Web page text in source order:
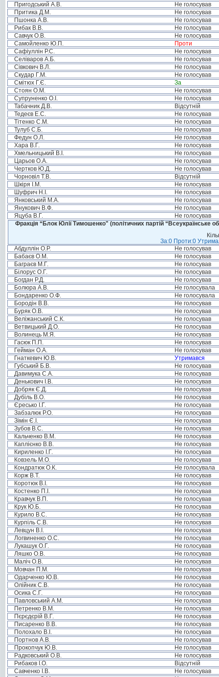
Пригодський А.В.
Не голосував
Притика Д.М.
Не голосував
Пшонка А.В.
Не голосував
Рибак В.В.
Не голосував
Савчук О.В.
Не голосував
Самойленко Ю.П.
Проти
Сафіуллін Р.С.
Не голосував
Селіваров А.Б.
Не голосував
Сівкович В.Л.
Не голосував
Скудар Г.М.
Не голосував
Смітюх Г.Є.
За
Стоян О.М.
Не голосував
Супруненко О.І.
Не голосував
Табачник Д.В.
Відсутній
Тедеєв Е.С.
Не голосував
Тітенко С.М.
Не голосував
Тулуб С.Б.
Не голосував
Федун О.Л.
Не голосував
Хара В.Г.
Не голосував
Хмельницький В.І.
Не голосував
Царьов О.А.
Не голосував
Чертков Ю.Д.
Не голосував
Чорновіл Т.В.
Відсутній
Шкіря І.М.
Не голосував
Шуфрич Н.І.
Не голосував
Янковський М.А.
Не голосував
Янукович В.Ф.
Не голосував
Яцуба В.Г.
Не голосував
Фракція “Блок Юлії Тимошенко" (політичних партій “Всеукраїнське
За:0 Проти:0
Абдуллін О.Р.
Не голосував
Бабаєв О.М.
Не голосував
Баграєв М.Г.
Не голосував
Білорус О.Г.
Не голосував
Богдан Р.Д.
Не голосував
Болюра А.В.
Не голосувала
Бондаренко О.Ф.
Не голосувала
Бородін В.В.
Не голосував
Буряк О.В.
Не голосував
Веліжанський С.К.
Не голосував
Ветвицький Д.О.
Не голосував
Волинець М.Я.
Не голосував
Гасюк П.П.
Не голосував
Гейман О.А.
Не голосував
Гнаткевич Ю.В.
Утримався
Губський Б.В.
Не голосував
Давимука С.А.
Не голосував
Денькович І.В.
Не голосував
Добряк Є.Д.
Не голосував
Дубіль В.О.
Не голосував
Єресько І.Г.
Не голосував
Забзалюк Р.О.
Не голосував
Зімін Є.І.
Не голосував
Зубов В.С.
Не голосував
Кальченко В.М.
Не голосував
Каплієнко В.В.
Не голосував
Кириленко І.Г.
Не голосував
Ковзель М.О.
Не голосував
Кондратюк О.К.
Не голосувала
Корж В.Т.
Не голосував
Коротюк В.І.
Не голосував
Костенко П.І.
Не голосував
Кравчук В.П.
Не голосував
Крук Ю.Б.
Не голосував
Курило В.С.
Не голосував
Курпіль С.В.
Не голосував
Левцун В.І.
Не голосував
Логвиненко О.С.
Не голосував
Лукашук О.Г.
Не голосував
Ляшко О.В.
Не голосував
Маліч О.В.
Не голосував
Мовчан П.М.
Не голосував
Одарченко Ю.В.
Не голосував
Олійник С.В.
Не голосував
Осика С.Г.
Не голосував
Павловський А.М.
Не голосував
Петренко В.М.
Не голосував
Пєрєдєрій В.Г.
Не голосував
Писаренко В.В.
Не голосував
Полохало В.І.
Не голосував
Портнов А.В.
Не голосував
Прокопчук Ю.В.
Не голосував
Радковський О.В.
Не голосував
Рибаков І.О.
Відсутній
Савченко І.В.
Не голосував